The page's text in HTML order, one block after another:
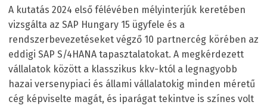
A kutatás 2024 első félévében mélyinterjúk keretében
vizsgálta az SAP Hungary 15 ügyfele és a
rendszerbevezetéseket végző 10 partnercég körében az
eddigi SAP S/4HANA tapasztalatokat. A megkérdezett
vállalatok között a klasszikus kkv-któl a legnagyobb
hazai versenypiaci és állami vállalatokig minden méretű
cég képviselte magát, és iparágat tekintve is színes volt